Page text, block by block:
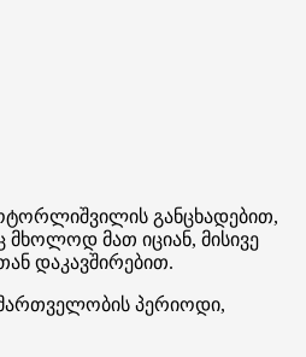
განცხადებით,
მხოლოდ მათ იციან, მისივე
დაკავშირებით.
პერიოდი,